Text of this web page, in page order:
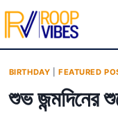
Skip
to
content
BIRTHDAY FEATURED
শুভ জন্মদিনের